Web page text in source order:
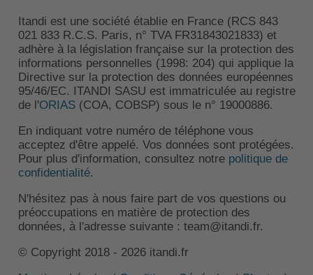
Itandi est une société établie en France (RCS 843
021 833 R.C.S. Paris, n° TVA FR31843021833) et
adhère à la législation française sur la protection des
informations personnelles (1998: 204) qui applique la
Directive sur la protection des données européennes
95/46/EC. ITANDI SASU est immatriculée au registre
de l'ORIAS(COA, COBSP) sous le n° 19000886.
En indiquant votre numéro de téléphone vous
acceptez d'être appelé. Vos données sont protégées.
Pour plus d'information, consultez notre politique de
confidentialité.
N'hésitez pas à nous faire part de vos questions ou
préoccupations en matière de protection des
données, à l'adresse suivante : team@itandi.fr.
© Copyright 2018 - 2026 itandi.fr